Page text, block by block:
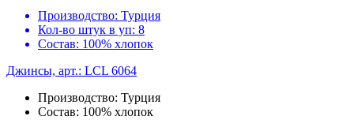
Производство: Турция
Кол-во штук в уп: 8
Состав: 100% хлопок
Джинсы, арт.: LCL 6064
Производство: Турция
Состав: 100% хлопок